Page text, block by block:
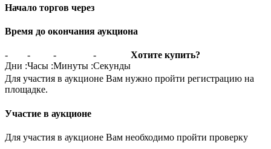
Начало торгов через
Время до окончания аукциона
-
Дни :
-
Часы :
-
Минуты :
-
Секунды
Хотите купить?
Для участия в аукционе Вам нужно пройти регистрацию на
площадке.
Участие в аукционе
Для участия в аукционе Вам необходимо пройти проверку